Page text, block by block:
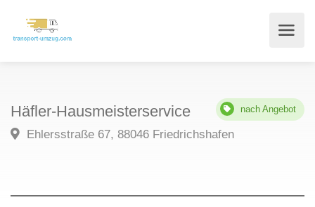
Häfler-Hausmeisterservice nach Angebot
Ehlersstraße 67, 88046 Friedrichshafen